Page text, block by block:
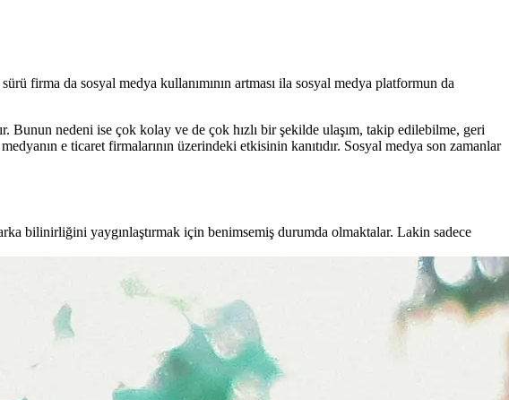
firma da sosyal medya kullanımının artması ila sosyal medya platformun da
Bunun nedeni ise çok kolay ve de çok hızlı bir şekilde ulaşım, takip edilebilme, geri
e ticaret firmalarının üzerindeki etkisinin kanıtıdır. Sosyal medya son zamanlar
bilinirliğini yaygınlaştırmak için benimsemiş durumda olmaktalar. Lakin sadece